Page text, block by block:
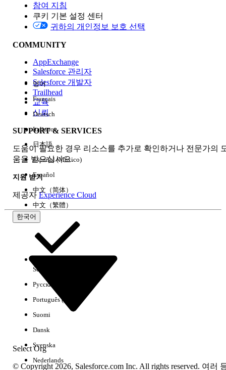
Edition
경험
키워드의 맞춤법을 확인하십시오.
필터 수를 줄여 검색 범위를 확장하십시오.
참여 지침
쿠키 기본 설정 센터
귀하의 개인정보 보호 선택
COMMUNITY
AppExchange
Salesforce 관리자
Salesforce 개발자
Trailhead
교육
신뢰
SUPPORT & SERVICES
도움이 필요한 경우 리소스를 추가로 확인하거나 전문가의
움을 받으십시오.
지원 받기
제공자 Experience Cloud
한국어
Select Org
영어
Français
Deutsch
Italiano
日本語
Español (México)
Español
中文（简体）
中文（繁體）
Select Org
Русский
Português (Brasil)
Suomi
Dansk
Svenska
Nederlands
© Copyright 2026, Salesforce.com Inc. All rights reserved. 여러